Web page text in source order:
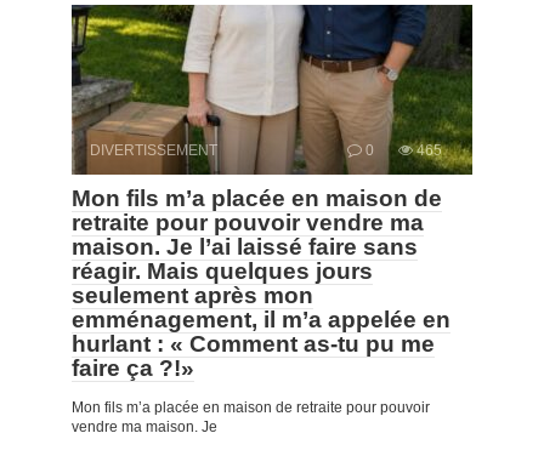
DIVERTISSEMENT 0 465
Mon fils m’a placée en maison de
retraite pour pouvoir vendre ma
maison. Je l’ai laissé faire sans
réagir. Mais quelques jours
seulement après mon
emménagement, il m’a appelée en
hurlant : « Comment as-tu pu me
faire ça ?!»
Mon fils m’a placée en maison de retraite pour pouvoir
vendre ma maison. Je